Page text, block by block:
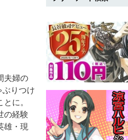
夫婦の
りつけ
に。
の経験
雄・現